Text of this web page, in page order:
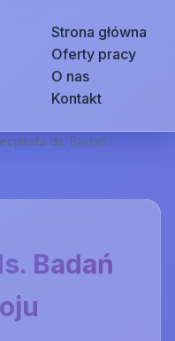
Strona główna
Oferty pracy
O nas
Kontakt
ds. Badań i
Badań